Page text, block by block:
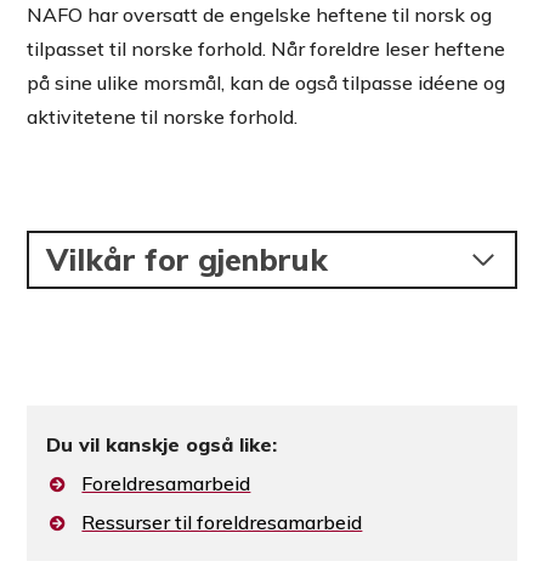
NAFO har oversatt de engelske heftene til norsk og
tilpasset til norske forhold. Når foreldre leser heftene
på sine ulike morsmål, kan de også tilpasse idéene og
aktivitetene til norske forhold.
Vilkår for gjenbruk
Du vil kanskje også like:
Foreldresamarbeid
Ressurser til foreldresamarbeid